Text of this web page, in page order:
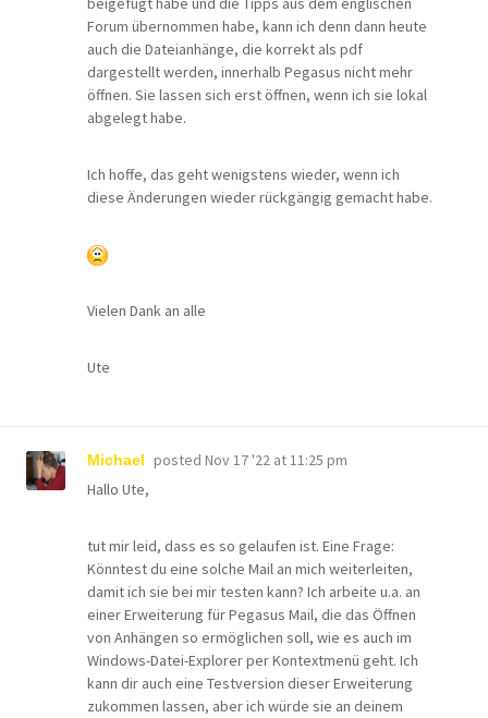
Forum übernommen habe, kann ich denn dann heute
auch die Dateianhänge, die korrekt als pdf
dargestellt werden, innerhalb Pegasus nicht mehr
öffnen. Sie lassen sich erst öffnen, wenn ich sie lokal
abgelegt habe.
Ich hoffe, das geht wenigstens wieder, wenn ich
diese Änderungen wieder rückgängig gemacht habe.
Vielen Dank an alle
Ute
Michael posted Nov 17 '22 at 11:25 pm
Hallo Ute,
tut mir leid, dass es so gelaufen ist. Eine Frage:
Könntest du eine solche Mail an mich weiterleiten,
damit ich sie bei mir testen kann? Ich arbeite u.a. an
einer Erweiterung für Pegasus Mail, die das Öffnen
von Anhängen so ermöglichen soll, wie es auch im
Windows-Datei-Explorer per Kontextmenü geht. Ich
kann dir auch eine Testversion dieser Erweiterung
zukommen lassen, aber ich würde sie an deinem